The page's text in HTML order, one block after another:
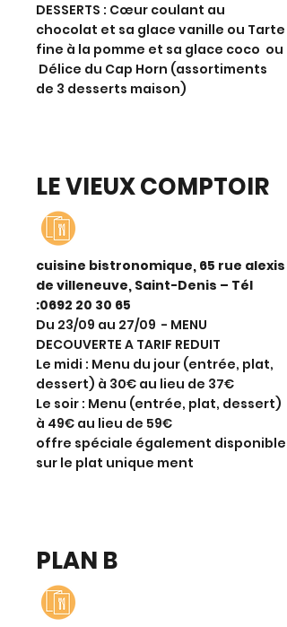
DESSERTS : Cœur coulant au
chocolat et sa glace vanille ou Tarte
fine à la pomme et sa glace coco ou
Délice du Cap Horn (assortiments
de 3 desserts maison)
LE VIEUX COMPTOIR
cuisine bistronomique, 65 rue alexis
de villeneuve, Saint-Denis – Tél
:0692 20 30 65
Du 23/09 au 27/09 - MENU
DECOUVERTE A TARIF REDUIT
Le midi : Menu du jour (entrée, plat,
dessert) à 30€ au lieu de 37€
Le soir : Menu (entrée, plat, dessert)
à 49€ au lieu de 59€
offre spéciale également disponible
sur le plat unique ment
PLAN B